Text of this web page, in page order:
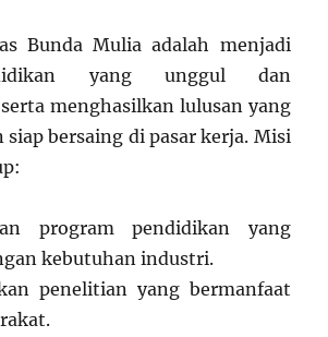
Bunda Mulia adalah menjadi
yang unggul dan
menghasilkan lulusan yang
bersaing di pasar kerja. Misi
program pendidikan yang
kebutuhan industri.
penelitian yang bermanfaat